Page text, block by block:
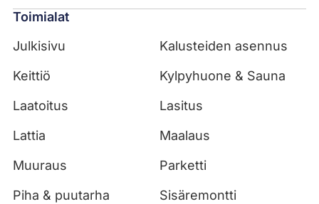
Toimialat
Julkisivu
Kalusteiden asennus
Keittiö
Kylpyhuone & Sauna
Laatoitus
Lasitus
Lattia
Maalaus
Muuraus
Parketti
Piha & puutarha
Sisäremontti